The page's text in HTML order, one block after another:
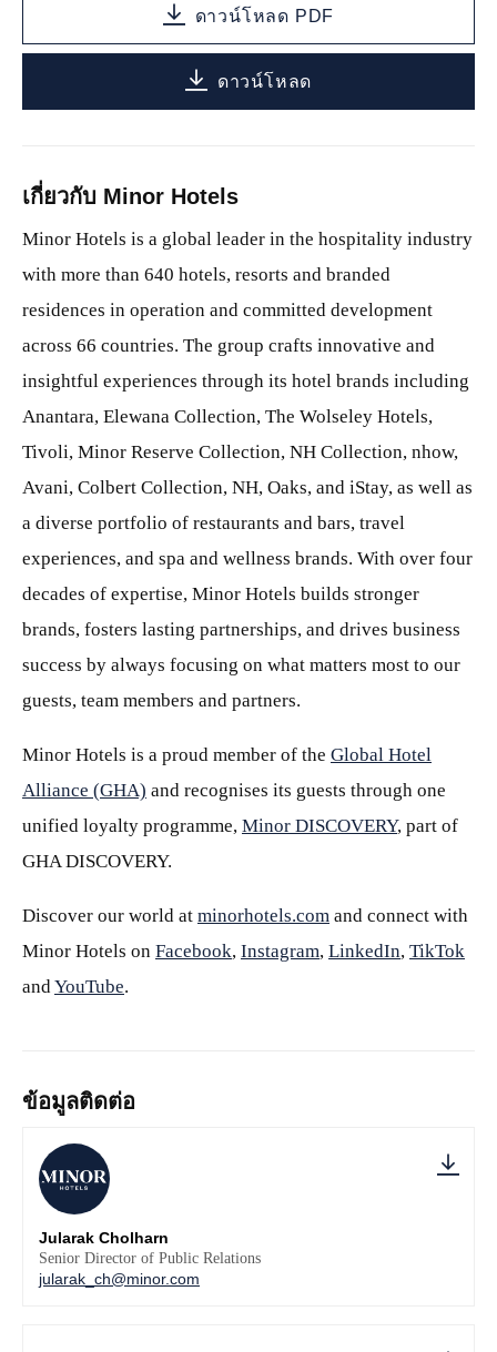
ดาวน์โหลด PDF
ดาวน์โหลด
เกี่ยวกับ Minor Hotels
Minor Hotels is a global leader in the hospitality industry
with more than 640 hotels, resorts and branded
residences in operation and committed development
across 66 countries. The group crafts innovative and
insightful experiences through its hotel brands including
Anantara, Elewana Collection, The Wolseley Hotels,
Tivoli, Minor Reserve Collection, NH Collection, nhow,
Avani, Colbert Collection, NH, Oaks, and iStay, as well as
a diverse portfolio of restaurants and bars, travel
experiences, and spa and wellness brands. With over four
decades of expertise, Minor Hotels builds stronger
brands, fosters lasting partnerships, and drives business
success by always focusing on what matters most to our
guests, team members and partners.
Minor Hotels is a proud member of the Global Hotel
Alliance (GHA) and recognises its guests through one
unified loyalty programme, Minor DISCOVERY, part of
GHA DISCOVERY.
Discover our world at minorhotels.com and connect with
Minor Hotels on Facebook, Instagram, LinkedIn, TikTok
andYouTube.
ข้อมูลติดต่อ
Jularak Cholharn
Senior Director of Public Relations
jularak_ch@minor.com